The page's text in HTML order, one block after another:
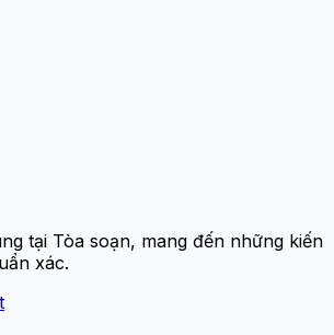
tại Tòa soạn, mang đến những kiến
xác.